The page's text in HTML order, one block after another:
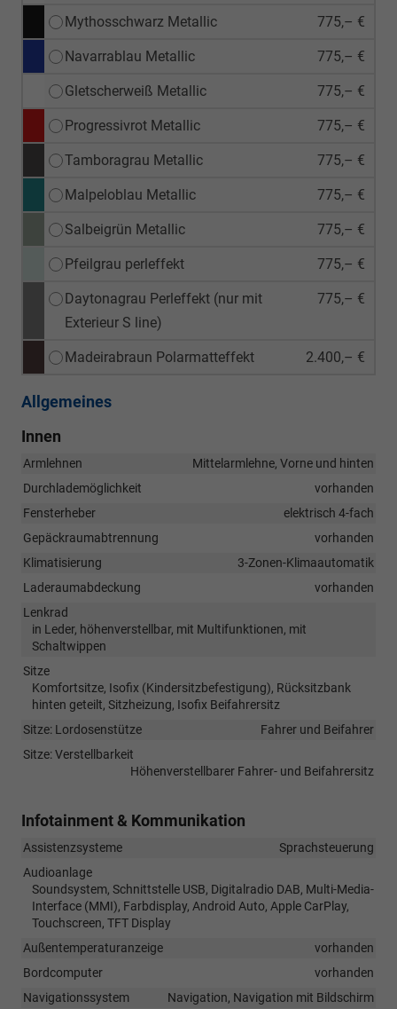
Mythosschwarz Metallic 775,– €
Navarrablau Metallic 775,– €
Gletscherweiß Metallic 775,– €
Progressivrot Metallic 775,– €
Tamboragrau Metallic 775,– €
Malpeloblau Metallic 775,– €
Salbeigrün Metallic 775,– €
Pfeilgrau perleffekt 775,– €
Daytonagrau Perleffekt (nur mit
Exterieur S line)
775,– €
Madeirabraun Polarmatteffekt 2.400,– €
Allgemeines
Innen
Armlehnen
Mittelarmlehne, Vorne und hinten
Durchlademöglichkeit
vorhanden
Fensterheber
elektrisch 4-fach
Gepäckraumabtrennung
vorhanden
Klimatisierung
3-Zonen-Klimaautomatik
Laderaumabdeckung
vorhanden
Lenkrad
in Leder, höhenverstellbar, mit Multifunktionen, mit
Schaltwippen
Sitze
Komfortsitze, Isofix (Kindersitzbefestigung), Rücksitzbank
hinten geteilt, Sitzheizung, Isofix Beifahrersitz
Sitze: Lordosenstütze
Fahrer und Beifahrer
Sitze: Verstellbarkeit
Höhenverstellbarer Fahrer- und Beifahrersitz
Infotainment & Kommunikation
Assistenzsysteme
Sprachsteuerung
Audioanlage
Soundsystem, Schnittstelle USB, Digitalradio DAB, Multi-Media-
Interface (MMI), Farbdisplay, Android Auto, Apple CarPlay,
Touchscreen, TFT Display
Außentemperaturanzeige
vorhanden
Bordcomputer
vorhanden
Navigationssystem
Navigation, Navigation mit Bildschirm